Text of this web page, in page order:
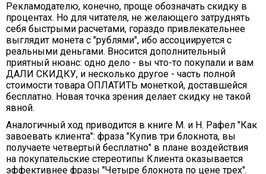
Рекламодателю, конечно, проще обозначать скидку в
процентах. Но для читателя, не желающего затруднять
себя быстрыми расчетами, гораздо привлекательнее
выглядит монета с "рублями", ибо ассоциируется с
реальными деньгами. Вносится дополнительный
приятный нюанс: одно дело - вы что-то покупали и вам
ДАЛИ СКИДКУ, и несколько другое - часть полной
стоимости товара ОПЛАТИТЬ монеткой, доставшейся
бесплатно. Новая точка зрения делает скидку не такой
явной.
Аналогичный ход приводится в книге М. и Н. Рафел "Как
завоевать клиента": фраза "Купив три блокнота, вы
получаете четвертый бесплатно" в плане воздействия
на покупательские стереотипы Клиента оказывается
эффективнее фразы "Четыре блокнота по цене трех".